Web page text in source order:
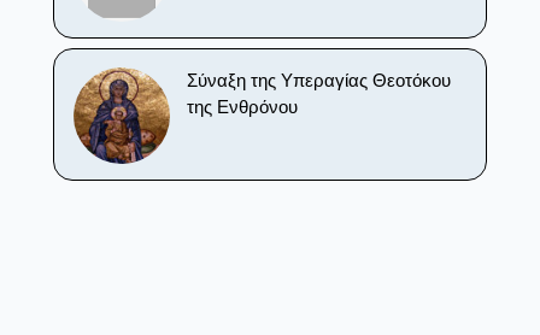
Σύναξη της Υπεραγίας Θεοτόκου
της Ενθρόνου